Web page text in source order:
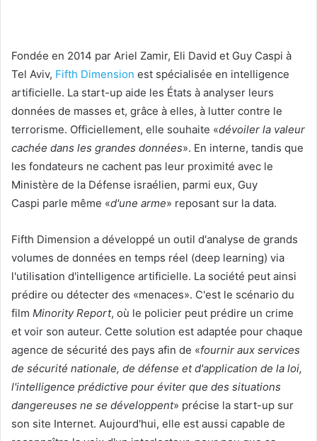
Fondée en 2014 par Ariel Zamir, Eli David et Guy Caspi à
Tel Aviv, Fifth Dimension est spécialisée en intelligence
artificielle. La start-up aide les États à analyser leurs
données de masses et, grâce à elles, à lutter contre le
terrorisme. Officiellement, elle souhaite «dévoiler la valeur
cachée dans les grandes données». En interne, tandis que
les fondateurs ne cachent pas leur proximité avec le
Ministère de la Défense israélien, parmi eux, Guy
Caspi parle même «d'une arme» reposant sur la data.
Fifth Dimension a développé un outil d'analyse de grands
volumes de données en temps réel (deep learning) via
l'utilisation d'intelligence artificielle. La société peut ainsi
prédire ou détecter des «menaces». C'est le scénario du
film Minority Report, où le policier peut prédire un crime
et voir son auteur. Cette solution est adaptée pour chaque
agence de sécurité des pays afin de «fournir aux services
de sécurité nationale, de défense et d'application de la loi,
l'intelligence prédictive pour éviter que des situations
dangereuses ne se développent» précise la start-up sur
son site Internet. Aujourd'hui, elle est aussi capable de